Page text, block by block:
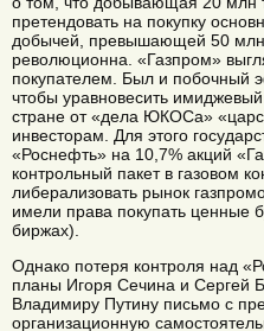
претендовать на покупку
добычей, превышающей 50
революционна. «Газпром»
покупателем. Был и побочный
чтобы уравновесить
стране от «дела ЮКОСа»
инвесторам. Для этого
«Роснефть» на 10,7% акций
контрольный пакет в газовом
либерализовать рынок
имели права покупать ценные
биржах).
Однако потеря контроля над
планы Игоря Сечина и Сергей
Владимиру Путину письмо с
организационную